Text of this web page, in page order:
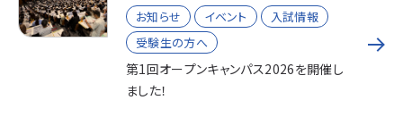
お知らせ
イベント
入試情報
受験生の方へ
第1回オープンキャンパス2026を開催し
ました！